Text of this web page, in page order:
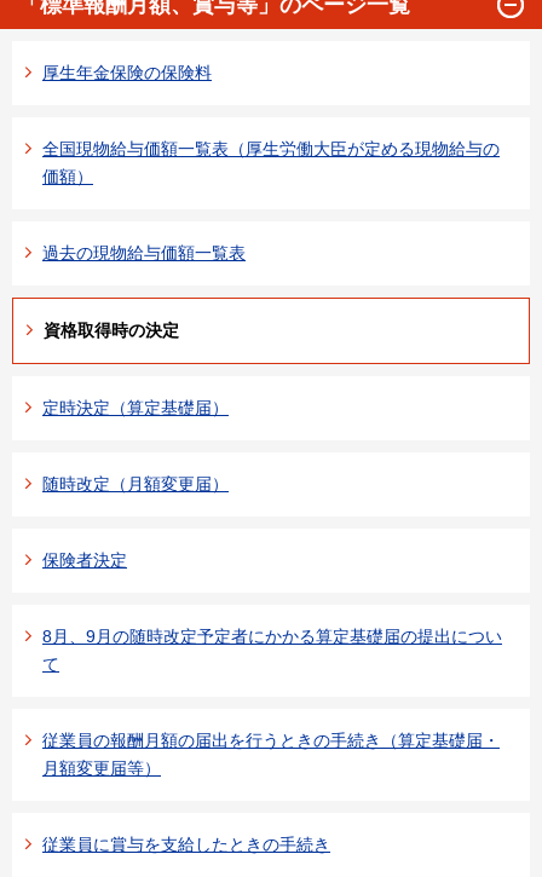
「標準報酬月額、賞与等」のページ一覧
厚生年金保険の保険料
全国現物給与価額一覧表（厚生労働大臣が定める現物給与の
価額）
過去の現物給与価額一覧表
資格取得時の決定
定時決定（算定基礎届）
随時改定（月額変更届）
保険者決定
8月、9月の随時改定予定者にかかる算定基礎届の提出につい
て
従業員の報酬月額の届出を行うときの手続き（算定基礎届・
月額変更届等）
従業員に賞与を支給したときの手続き